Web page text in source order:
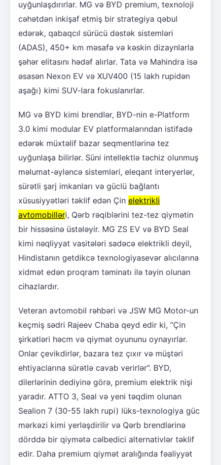
uyğunlaşdırırlar. MG və BYD premium, texnoloji
cəhətdən inkişaf etmiş bir strategiya qəbul
edərək, qabaqcıl sürücü dəstək sistemləri
(ADAS), 450+ km məsafə və kəskin dizaynlarla
şəhər elitasını hədəf alırlar. Tata və Mahindra isə
əsasən Nexon EV və XUV400 (15 lakh rupidən
aşağı) kimi SUV-lara fokuslanırlar.
MG və BYD kimi brendlər, BYD-nin e-Platform
3.0 kimi modular EV platformalarından istifadə
edərək müxtəlif bazar seqmentlərinə tez
uyğunlaşa bilirlər. Süni intellektlə təchiz olunmuş
məlumat-əyləncə sistemləri, eleqant interyerlər,
sürətli şarj imkanları və güclü bağlantı
xüsusiyyətləri təklif edən Çin elektrikli
avtomobilləri, Qərb rəqiblərini tez-tez qiymətin
bir hissəsinə üstələyir. MG ZS EV və BYD Seal
kimi nəqliyyat vasitələri sadəcə elektrikli deyil,
Hindistanın getdikcə texnologiyasevər alıcılarına
xidmət edən proqram təminatı ilə təyin olunan
cihazlardır.
Veteran avtomobil rəhbəri və JSW MG Motor-un
keçmiş sədri Rajeev Chaba qeyd edir ki, “Çin
şirkətləri həcm və qiymət oyununu oynayırlar.
Onlar çevikdirlər, bazara tez çıxır və müştəri
ehtiyaclarına sürətlə cavab verirlər”. BYD,
dilerlərinin dediyinə görə, premium elektrik nişi
yaradır. ATTO 3, Seal və yeni təqdim olunan
Sealion 7 (30-55 lakh rupi) lüks-texnologiya güc
mərkəzi kimi yerləşdirilir və Qərb brendlərinə
dörddə bir qiymətə cəlbedici alternativlər təklif
edir. Daha premium qiymət aralığında fəaliyyət